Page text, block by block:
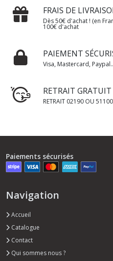
FRAIS DE
Dès 50€ d'achat ! (en
100€ d'achat
PAIEMENT
Visa, Mastercard,
RETRAIT
RETRAIT 02190 OU 51100
Paiements sécurisés
Navigation
Accueil
Catalogue
Contact
Qui sommes nous ?